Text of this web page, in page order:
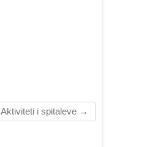
Aktiviteti i spitaleve →